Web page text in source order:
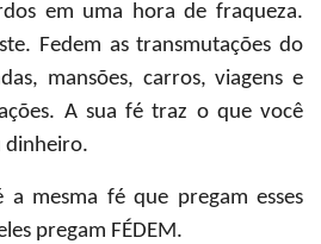
em uma hora de fraqueza.
Fedem as transmutações do
mansões, carros, viagens e
A sua fé traz o que você
dinheiro.
a mesma fé que pregam esses
pregam FÉDEM.